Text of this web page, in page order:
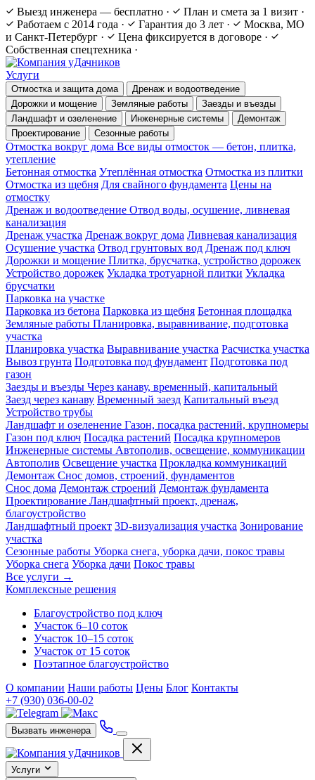
Выезд инженера — бесплатно · План и смета за 1 визит ·
Работаем с 2014 года · Гарантия до 3 лет ·
Москва, МО
и Санкт-Петербург · Цена фиксируется в договоре ·
Собственная спецтехника ·
Услуги
Отмостка и защита дома
Дренаж и водоотведение
Дорожки и мощение
Земляные работы
Заезды и въезды
Ландшафт и озеленение
Инженерные системы
Демонтаж
Проектирование
Сезонные работы
Отмостка вокруг дома Все виды отмосток — бетон, плитка,
утепление
Бетонная отмостка Утеплённая отмостка Отмостка из плитки
Отмостка из щебня Для свайного фундамента Цены на
отмостку
Дренаж и водоотведение Отвод воды, осушение, ливневая
канализация
Дренаж участка Дренаж вокруг дома Ливневая канализация
Осушение участка Отвод грунтовых вод Дренаж под ключ
Дорожки и мощение Плитка, брусчатка, устройство дорожек
Устройство дорожек Укладка тротуарной плитки Укладка
брусчатки
Парковка на участке
Парковка из бетона Парковка из щебня Бетонная площадка
Земляные работы Планировка, выравнивание, подготовка
участка
Планировка участка Выравнивание участка Расчистка участка
Вывоз грунта Подготовка под фундамент Подготовка под
газон
Заезды и въезды Через канаву, временный, капитальный
Заезд через канаву Временный заезд Капитальный въезд
Устройство трубы
Ландшафт и озеленение Газон, посадка растений, крупномеры
Газон под ключ Посадка растений Посадка крупномеров
Инженерные системы Автополив, освещение, коммуникации
Автополив Освещение участка Прокладка коммуникаций
Демонтаж Снос домов, строений, фундаментов
Снос дома Демонтаж строений Демонтаж фундамента
Проектирование Ландшафтный проект, дренаж,
благоустройство
Ландшафтный проект 3D-визуализация участка Зонирование
участка
Сезонные работы Уборка снега, уборка дачи, покос травы
Уборка снега Уборка дачи Покос травы
Все услуги →
Комплексные решения
Благоустройство под ключ
Участок 6–10 соток
Участок 10–15 соток
Участок от 15 соток
Поэтапное благоустройство
О компании Наши работы Цены Блог Контакты
+7 (930) 036-00-02
Вызвать инженера
Услуги